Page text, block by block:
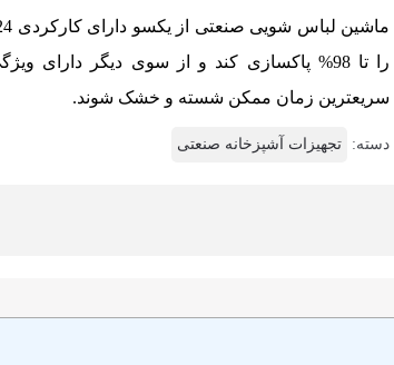
را تا 98% پاکسازی کند و از سوی دیگر دارای
سریعترین زمان ممکن شسته و خشک شوند.
دسته: تجهیزات آشپزخانه صنعتی